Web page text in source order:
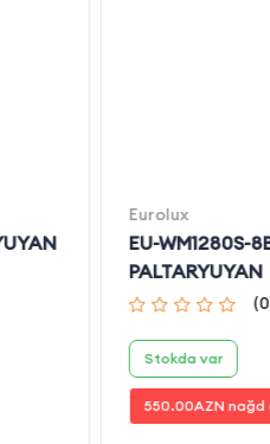
Eurolux
EU-WM1280S-
PALTARYUYAN
(0
Stokda var
550.00AZN nağd